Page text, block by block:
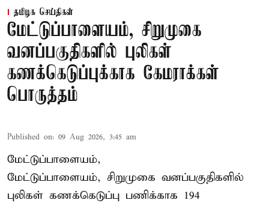
தமிழக செய்திகள்
மேட்டுப்பாளையம், சிறுமுகை
வனப்பகுதிகளில் புலிகள்
கணக்கெடுப்புக்காக கேமராக்கள்
பொருத்தம்
Published on: 09 Aug 2026, 3:45 am
மேட்டுப்பாளையம்,
மேட்டுப்பாளையம், சிறுமுகை வனப்பகுதிகளில்
புலிகள் கணக்கெடுப்பு பணிக்காக 194